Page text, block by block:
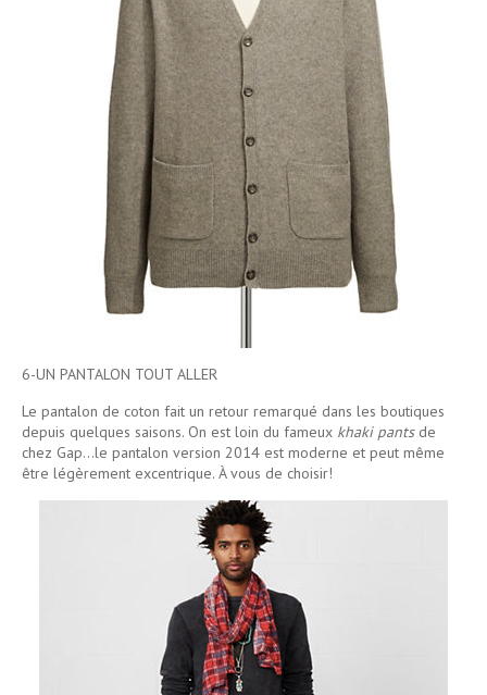
6-UN PANTALON TOUT ALLER
Le pantalon de coton fait un retour remarqué dans les boutiques
depuis quelques saisons. On est loin du fameux khaki pantsde
chez Gap…le pantalon version 2014 est moderne et peut même
être légèrement excentrique. À vous de choisir!